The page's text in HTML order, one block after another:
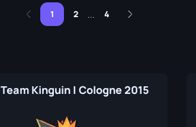
1 2 ... 4
Team Kinguin | Cologne 2015